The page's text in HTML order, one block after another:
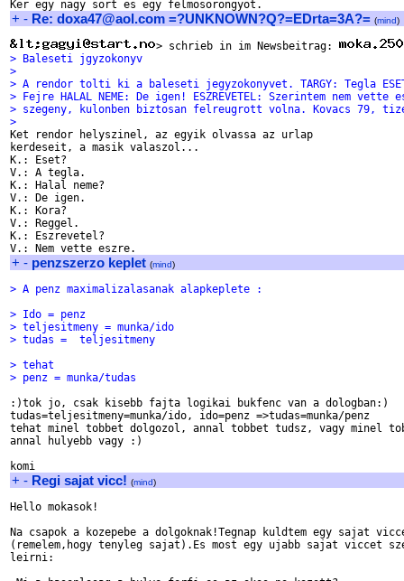
+ - Re: doxa47@aol.com =?UNKNOWN?Q?=EDrta=3A?= (mind)
> schrieb in im Newsbeitrag:
> Baleseti jgyzokonyv
>
> A rendor tolti ki a baleseti jegyzokonyvet. TARGY: Tegla
> Fejre HALAL NEME: De igen! ESZREVETEL: Szerintem nem vette
> szegeny, kulonben biztosan felreugrott volna. Kovacs 79,
>
Ket rendor helyszinel, az egyik olvassa az urlap
kerdeseit, a masik valaszol...
K.: Eset?
V.: A tegla.
K.: Halal neme?
V.: De igen.
K.: Kora?
V.: Reggel.
K.: Eszrevetel?
+ - penzszerzo keplet (mind)
> A penz maximalizalasanak alapkeplete :
> Ido = penz
> teljesitmeny = munka/ido
> tudas =  teljesitmeny
> tehat
> penz = munka/tudas
:)tok jo, csak kisebb fajta logikai bukfenc van a dologban:)
tudas=teljesitmeny=munka/ido, ido=penz =>tudas=munka/penz
tehat minel tobbet dolgozol, annal tobbet tudsz, vagy minel
annal hulyebb vagy :)
+ - Regi sajat vicc! (mind)
Hello mokasok!
Na csapok a kozepebe a dolgoknak!Tegnap kuldtem egy sajat
(remelem,hogy tenyleg sajat).Es most egy ujabb sajat viccet
leirni: